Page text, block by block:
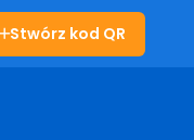
Stwórz kod QR